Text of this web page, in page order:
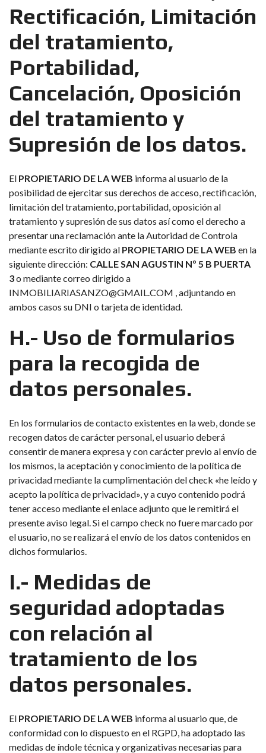
Rectificación, Limitación
del tratamiento,
Portabilidad,
Cancelación, Oposición
del tratamiento y
Supresión de los datos.
El PROPIETARIO DE LA WEB informa al usuario de la
posibilidad de ejercitar sus derechos de acceso, rectificación,
limitación del tratamiento, portabilidad, oposición al
tratamiento y supresión de sus datos así como el derecho a
presentar una reclamación ante la Autoridad de Controla
mediante escrito dirigido al PROPIETARIO DE LA WEB en la
siguiente dirección: CALLE SAN AGUSTIN Nº 5 B PUERTA
3o mediante correo dirigido a
INMOBILIARIASANZO@GMAIL.COM , adjuntando en
ambos casos su DNI o tarjeta de identidad.
H.- Uso de formularios
para la recogida de
datos personales.
En los formularios de contacto existentes en la web, donde se
recogen datos de carácter personal, el usuario deberá
consentir de manera expresa y con carácter previo al envío de
los mismos, la aceptación y conocimiento de la política de
privacidad mediante la cumplimentación del check «he leído y
acepto la política de privacidad», y a cuyo contenido podrá
tener acceso mediante el enlace adjunto que le remitirá el
presente aviso legal. Si el campo check no fuere marcado por
el usuario, no se realizará el envío de los datos contenidos en
dichos formularios.
I.- Medidas de
seguridad adoptadas
con relación al
tratamiento de los
datos personales.
El PROPIETARIO DE LA WEB informa al usuario que, de
conformidad con lo dispuesto en el RGPD, ha adoptado las
medidas de índole técnica y organizativas necesarias para